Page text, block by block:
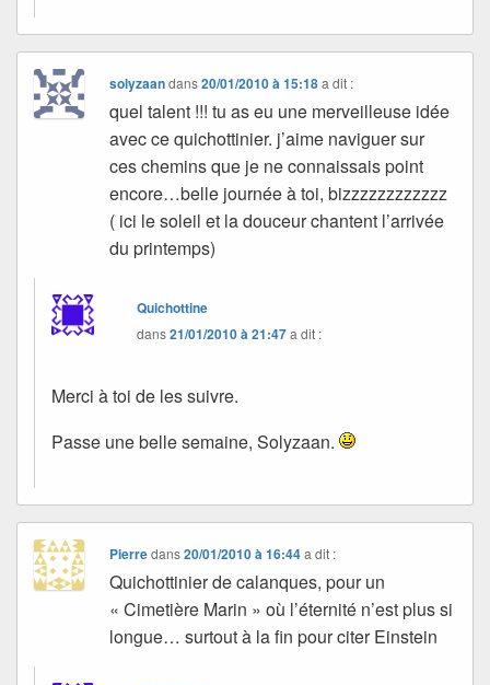
solyzaandans20/01/2010 à 15:18 a dit :
quel talent !!! tu as eu une merveilleuse idée
avec ce quichottinier. j’aime naviguer sur
ces chemins que je ne connaissais point
encore…belle journée à toi, bizzzzzzzzzzzz
( ici le soleil et la douceur chantent l’arrivée
du printemps)
Quichottine
dans21/01/2010 à 21:47a dit :
Merci à toi de les suivre.
Passe une belle semaine, Solyzaan.
Pierredans20/01/2010 à 16:44 a dit :
Quichottinier de calanques, pour un
« Cimetière Marin » où l’éternité n’est plus si
longue… surtout à la fin pour citer Einstein